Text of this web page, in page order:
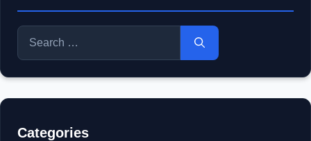
Search
for:
Categories